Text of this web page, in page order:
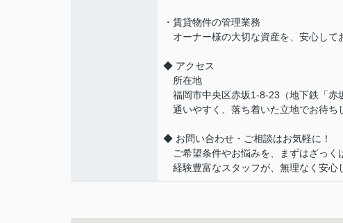
・賃貸物件の管理業務
オーナー様の大切な資産を、安心して
◆ アクセス
所在地
福岡市中央区赤坂1-8-23（地下鉄「赤
通いやすく、落ち着いた立地でお待ち
◆ お問い合わせ・ご相談はお気軽に！
ご希望条件やお悩みを、まずはざっく
経験豊富なスタッフが、無理なく安心